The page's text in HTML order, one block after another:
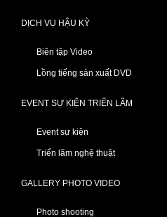
DỊCH VỤ HẬU KỲ
Biên tập Video
Lồng tiếng sản xuất DVD
EVENT SỰ KIỆN TRIỂN LÃM
Event sự kiện
Triển lãm nghệ thuật
GALLERY PHOTO VIDEO
Photo shooting